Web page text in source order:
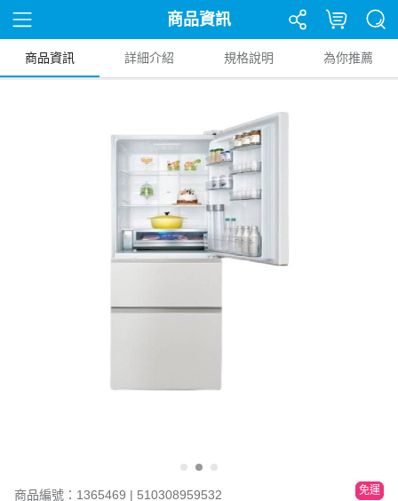
商品資訊
商品資訊 詳細介紹 規格說明 為你推薦
商品編號：1365469 | 510308959532 免運